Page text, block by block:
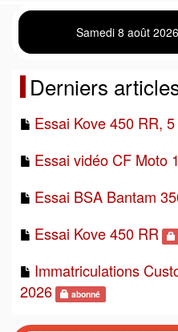
Samedi 8 août
Derniers
Essai Kove 450 RR,
Essai vidéo CF Moto
Essai BSA Bantam
Essai Kove 450 RR
Immatriculations
2026
abonné